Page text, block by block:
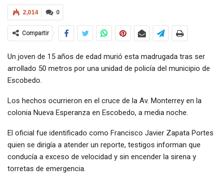
0
2,014
Compartir
Un joven de 15 años de edad murió esta madrugada tras ser
arrollado 50 metros por una unidad de policía del municipio de
Escobedo.
Los hechos ocurrieron en el cruce de la Av. Monterrey en la
colonia Nueva Esperanza en Escobedo, a media noche.
El oficial fue identificado como Francisco Javier Zapata Portes
quien se dirigía a atender un reporte, testigos informan que
conducía a exceso de velocidad y sin encender la sirena y
torretas de emergencia.